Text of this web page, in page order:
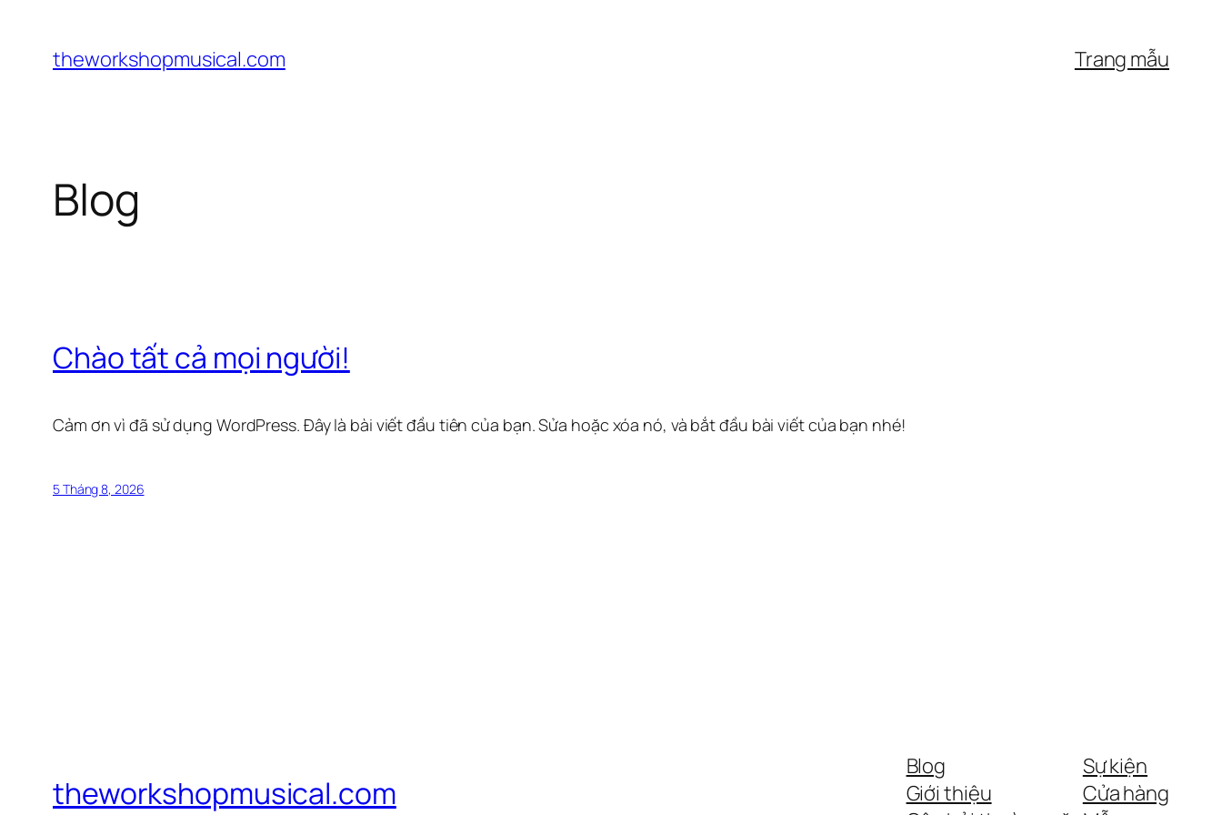
theworkshopmusical.com Trang mẫu
Blog
Chào tất cả mọi người!
Cảm ơn vì đã sử dụng WordPress. Đây là bài viết đầu tiên của bạn. Sửa hoặc xóa nó, và bắt đầu bài viết của bạn nhé!
5 Tháng 8, 2026
theworkshopmusical.com
Blog
Giới thiệu
Sự kiện
Cửa hàng